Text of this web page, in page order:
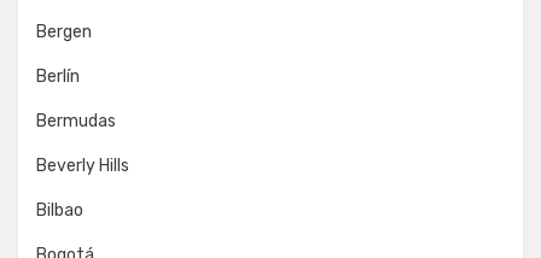
Bergen
Berlín
Bermudas
Beverly Hills
Bilbao